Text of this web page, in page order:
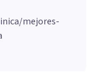
mejores-